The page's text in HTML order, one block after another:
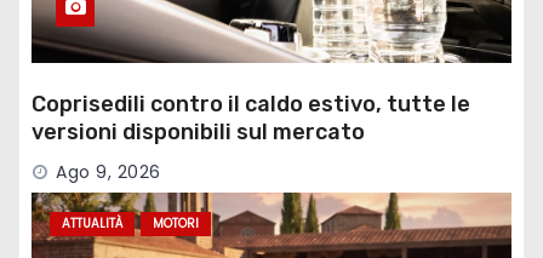
Coprisedili contro il caldo estivo, tutte le
versioni disponibili sul mercato
Ago 9, 2026
ATTUALITÀ MOTORI